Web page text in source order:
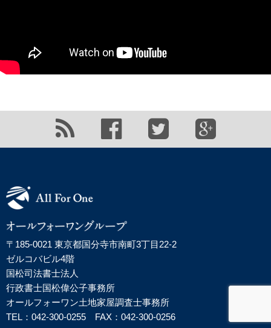
〒185-0021 東京都国分寺市南町3丁目22-2
ゼルコバビル4階
国松司法書士法人
行政書士国松偉公子事務所
オールフォーワン土地家屋調査士事務所
TEL：042-300-0255 FAX：042-300-0256